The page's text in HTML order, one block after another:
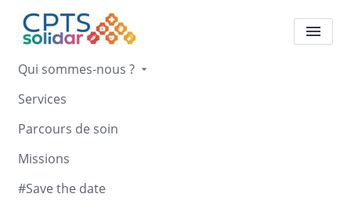
Qui sommes-nous ?
Services
Parcours de soin
Missions
#Save the date